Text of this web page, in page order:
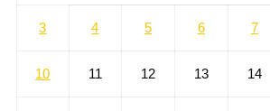
3 4 5 6 7
10 11 12 13 14